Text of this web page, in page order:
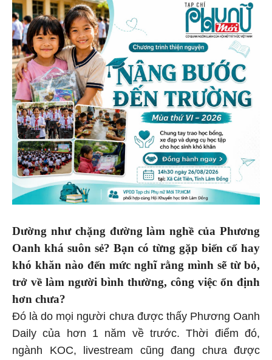
Dường như chặng đường làm nghề của Phương
Oanh khá suôn sẻ? Bạn có từng gặp biến cố hay
khó khăn nào đến mức nghĩ rằng mình sẽ từ bỏ,
trở về làm người bình thường, công việc ổn định
hơn chưa?
Đó là do mọi người chưa được thấy Phương Oanh
Daily của hơn 1 năm về trước. Thời điểm đó,
ngành KOC, livestream cũng đang chưa được